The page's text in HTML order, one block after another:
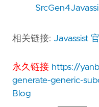
相关链接: Javassist
永久链接 https://
generate-generic-
Blog